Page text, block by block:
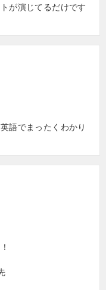
が演じてるだけです
語でまったくわかり